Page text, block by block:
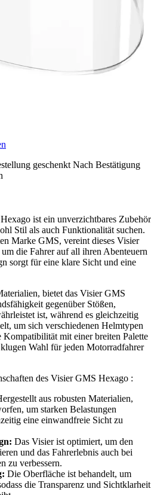
geschenkt Nach Bestätigung
ist ein unverzichtbares Zubehör
Stil als auch Funktionalität suchen.
Marke GMS, vereint dieses Visier
die Fahrer auf all ihren Abenteuern
sorgt für eine klare Sicht und eine
bietet das Visier GMS
gegenüber Stößen,
ist, während es gleichzeitig
um sich verschiedenen Helmtypen
Kompatibilität mit einer breiten Palette
Wahl für jeden Motorradfahrer
des Visier GMS Hexago :
aus robusten Materialien,
um starken Belastungen
eine einwandfreie Sicht zu
Das Visier ist optimiert, um den
und das Fahrerlebnis auch bei
zu verbessern.
Die Oberfläche ist behandelt, um
die Transparenz und Sichtklarheit